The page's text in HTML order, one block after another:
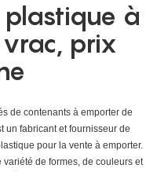
à
prix
de contenants à emporter de
un fabricant et fournisseur de
pour la vente à emporter.
de formes, de couleurs et